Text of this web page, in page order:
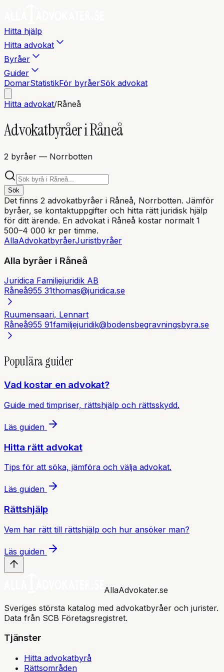
Hitta hjälp
Hitta advokat
Byråer
Guider
DomarStatistikFör byråerSök advokat
Hitta advokat/Råneå
Advokatbyråer iRåneå
2 byråer — Norrbotten
Sök
Det finns 2 advokatbyråer i Råneå, Norrbotten. Jämför
byråer, se kontaktuppgifter och hitta rätt juridisk hjälp
för ditt ärende. En advokat i Råneå kostar normalt 1
500–4 000 kr per timme.
AllaAdvokatbyråerJuristbyråer
Alla byråer i Råneå
Juridica Familjejuridik AB
Råneå955 31thomas@juridica.se
Ruumensaari, Lennart
Råneå955 91familjejuridik@bodensbegravningsbyra.se
Populära guider
Vad kostar en advokat?
Guide med timpriser, rättshjälp och rättsskydd.
Läs guiden
Hitta rätt advokat
Tips för att söka, jämföra och välja advokat.
Läs guiden
Rättshjälp
Vem har rätt till rättshjälp och hur ansöker man?
Läs guiden
AllaAdvokater.se
Sveriges största katalog med advokatbyråer och jurister.
Data från SCB Företagsregistret.
Tjänster
Hitta advokatbyrå
Rättsområden